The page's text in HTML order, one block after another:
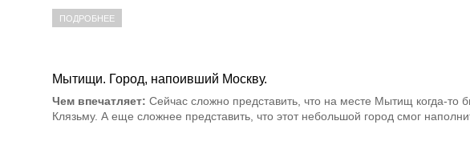
ПОДРОБНЕЕ
Мытищи. Город, напоивший Москву.
Чем впечатляет: Сейчас сложно представить, что на месте Мытищ когда-то
Клязьму. А еще сложнее представить, что этот небольшой город смог